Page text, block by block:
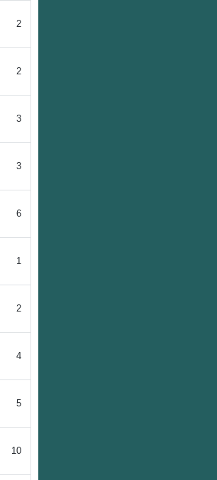
2
2
3
3
6
1
2
4
5
10